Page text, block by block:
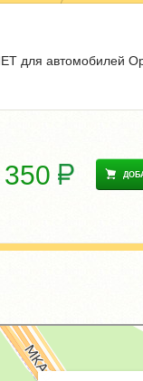
для автомобилей